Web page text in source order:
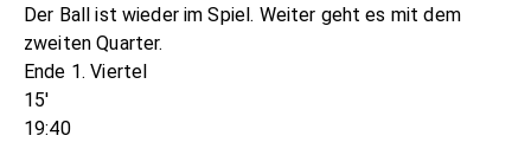
Der Ball ist wieder im Spiel. Weiter geht es mit dem
zweiten Quarter.
Ende 1. Viertel
15'
19:40